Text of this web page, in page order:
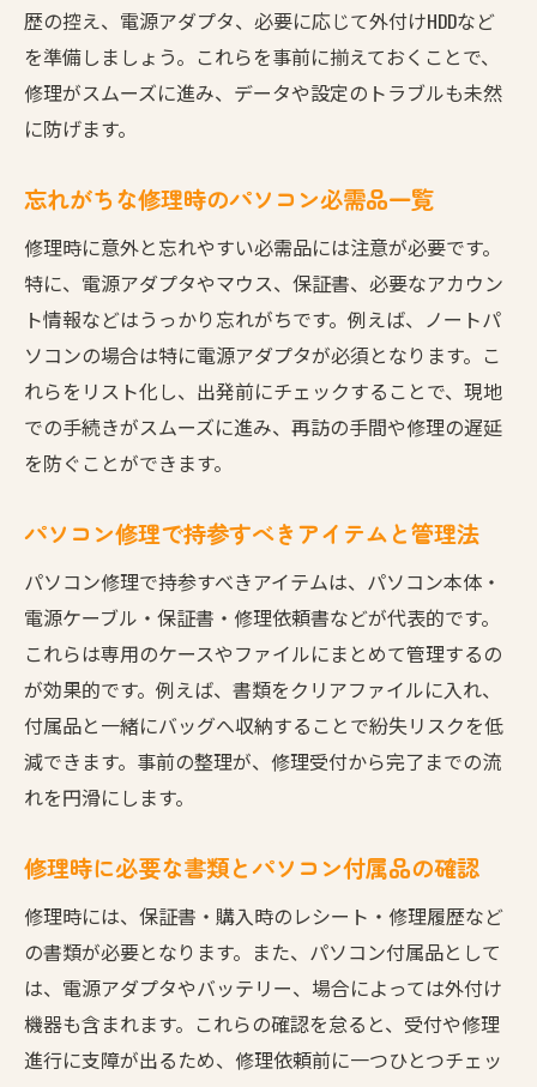
歴の控え、電源アダプタ、必要に応じて外付けHDDなど
を準備しましょう。これらを事前に揃えておくことで、
修理がスムーズに進み、データや設定のトラブルも未然
に防げます。
忘れがちな修理時のパソコン必需品一覧
修理時に意外と忘れやすい必需品には注意が必要です。
特に、電源アダプタやマウス、保証書、必要なアカウン
ト情報などはうっかり忘れがちです。例えば、ノートパ
ソコンの場合は特に電源アダプタが必須となります。こ
れらをリスト化し、出発前にチェックすることで、現地
での手続きがスムーズに進み、再訪の手間や修理の遅延
を防ぐことができます。
パソコン修理で持参すべきアイテムと管理法
パソコン修理で持参すべきアイテムは、パソコン本体・
電源ケーブル・保証書・修理依頼書などが代表的です。
これらは専用のケースやファイルにまとめて管理するの
が効果的です。例えば、書類をクリアファイルに入れ、
付属品と一緒にバッグへ収納することで紛失リスクを低
減できます。事前の整理が、修理受付から完了までの流
れを円滑にします。
修理時に必要な書類とパソコン付属品の確認
修理時には、保証書・購入時のレシート・修理履歴など
の書類が必要となります。また、パソコン付属品として
は、電源アダプタやバッテリー、場合によっては外付け
機器も含まれます。これらの確認を怠ると、受付や修理
進行に支障が出るため、修理依頼前に一つひとつチェッ